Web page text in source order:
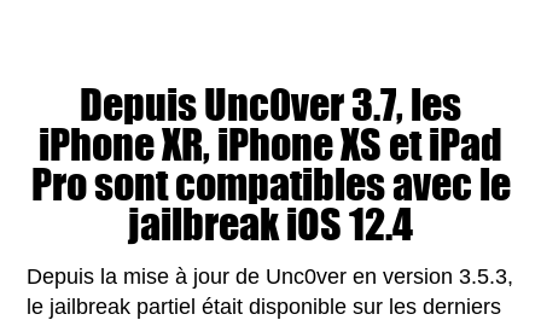
Depuis Unc0ver 3.7, les
iPhone XR, iPhone XS et iPad
Pro sont compatibles avec le
jailbreak iOS 12.4
Depuis la mise à jour de Unc0ver en version 3.5.3,
le jailbreak partiel était disponible sur les derniers